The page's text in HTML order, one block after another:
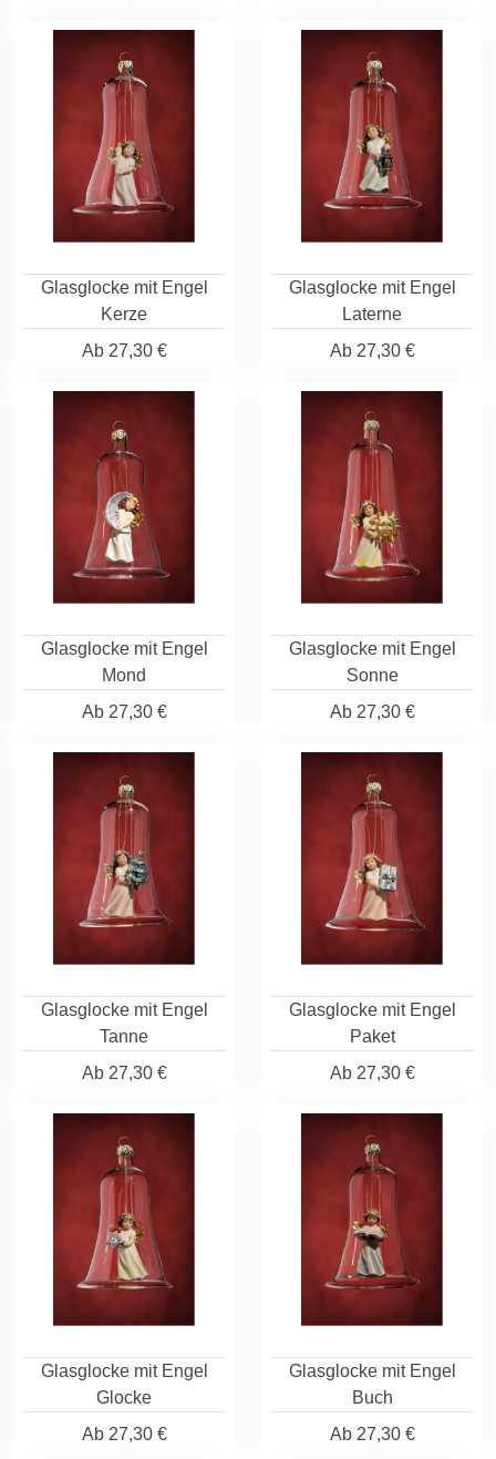
Glasglocke mit Engel
Kerze
Ab27,30 €
Glasglocke mit Engel
Laterne
Ab27,30 €
Glasglocke mit Engel
Mond
Ab27,30 €
Glasglocke mit Engel
Sonne
Ab27,30 €
Glasglocke mit Engel
Tanne
Ab27,30 €
Glasglocke mit Engel
Paket
Ab27,30 €
Glasglocke mit Engel
Glocke
Ab27,30 €
Glasglocke mit Engel
Buch
Ab27,30 €